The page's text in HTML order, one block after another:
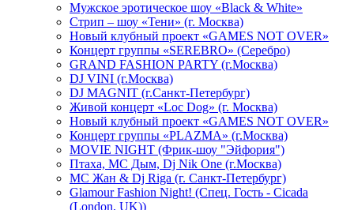
Мужское эротическое шоу «Black & White»
Стрип – шоу «Тени» (г. Москва)
Новый клубный проект «GAMES NOT OVER»
Концерт группы «SEREBRO» (Серебро)
GRAND FASHION PARTY (г.Москва)
DJ VINI (г.Москва)
DJ MAGNIT (г.Санкт-Петербург)
Живой концерт «Loc Dog» (г. Москва)
Новый клубный проект «GAMES NOT OVER»
Концерт группы «PLAZMA» (г.Москва)
MOVIE NIGHT (Фрик-шоу "Эйфория")
Птаха, МС Дым, Dj Nik One (г.Москва)
МС Жан & Dj Riga (г. Санкт-Петербург)
Glamour Fashion Night! (Спец. Гость - Cicada
(London, UK))